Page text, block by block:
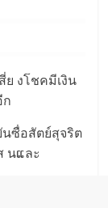
งโชคมีเงิน
นซื่อสัตย์สุจริต
นແละ